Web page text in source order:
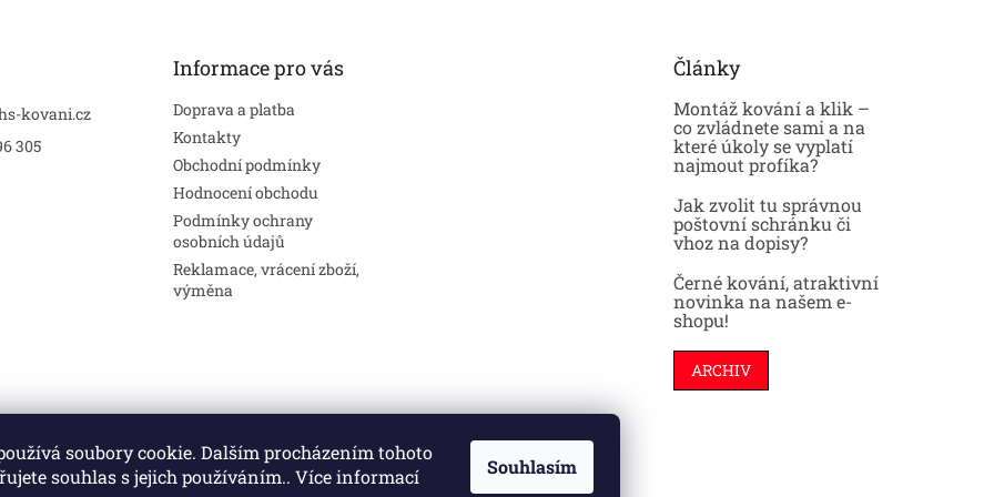
soubory cookie. Dalším procházením tohoto
souhlas s jejich používáním.. Více informací
Souhlasím
kovani.cz
305
Informace pro vás
Doprava a platba
Kontakty
Obchodní podmínky
Hodnocení obchodu
Podmínky ochrany
osobních údajů
Reklamace, vrácení zboží,
výměna
Články
Montáž kování a klik –
co zvládnete sami a na
které úkoly se vyplatí
najmout profíka?
Jak zvolit tu správnou
poštovní schránku či
vhoz na dopisy?
Černé kování, atraktivní
novinka na našem e-
shopu!
ARCHIV
Stavební pouzdra Interiéry Dveře